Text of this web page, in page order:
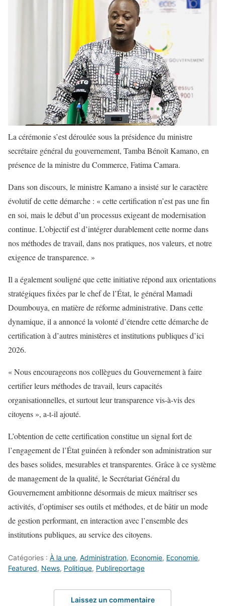
La cérémonie s’est déroulée sous la présidence du ministre
secrétaire général du gouvernement, Tamba Bénoît Kamano, en
présence de la ministre du Commerce, Fatima Camara.
Dans son discours, le ministre Kamano a insisté sur le caractère
évolutif de cette démarche : « cette certification n’est pas une fin
en soi, mais le début d’un processus exigeant de modernisation
continue. L’objectif est d’intégrer durablement cette norme dans
nos méthodes de travail, dans nos pratiques, nos valeurs, et notre
exigence de transparence. »
Il a également souligné que cette initiative répond aux orientations
stratégiques fixées par le chef de l’État, le général Mamadi
Doumbouya, en matière de réforme administrative. Dans cette
dynamique, il a annoncé la volonté d’étendre cette démarche de
certification à d’autres ministères et institutions publiques d’ici
2026.
« Nous encourageons nos collègues du Gouvernement à faire
certifier leurs méthodes de travail, leurs capacités
organisationnelles, et surtout leur transparence vis-à-vis des
citoyens », a-t-il ajouté.
L’obtention de cette certification constitue un signal fort de
l’engagement de l’État guinéen à refonder son administration sur
des bases solides, mesurables et transparentes. Grâce à ce système
de management de la qualité, le Secrétariat Général du
Gouvernement ambitionne désormais de mieux maîtriser ses
activités, d’optimiser ses outils et méthodes, et de bâtir un mode
de gestion performant, en interaction avec l’ensemble des
institutions publiques, au service des citoyens.
Catégories : À la une, Administration, Economie, Economie,
Featured, News, Politique, Publireportage
Laissez un commentaire